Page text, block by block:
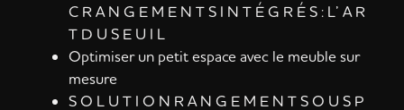
C R A N G E M E N T S I N T É G R É S : L’ A R
T D U S E U I L
Optimiser un petit espace avec le meuble sur
mesure
S O L U T I O N R A N G E M E N T S O U S P